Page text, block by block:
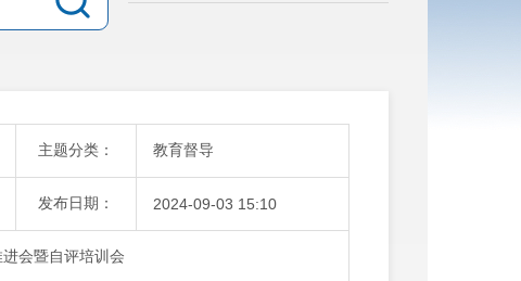
主题分类： 教育督导
发布日期： 2024-09-03 15:10
会暨自评培训会